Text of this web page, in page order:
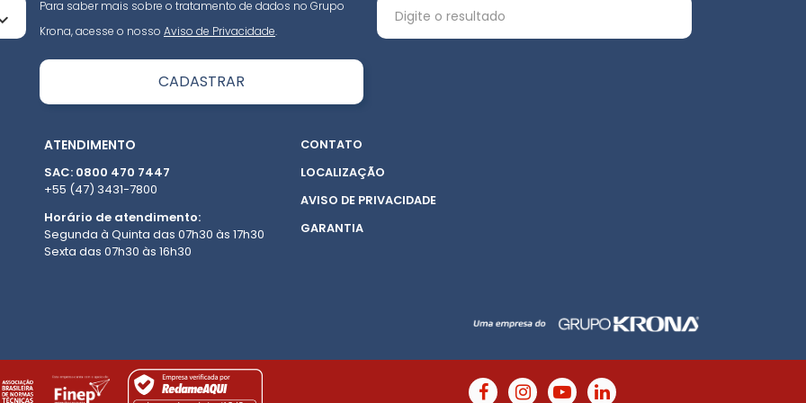
Para saber mais sobre o tratamento de dados no Grupo
Krona, acesse o nosso Aviso de Privacidade.
ATENDIMENTO
SAC: 0800 470 7447
+55 (47) 3431-7800
Horário de atendimento:
Segunda à Quinta das 07h30 às 17h30
Sexta das 07h30 às 16h30
CONTATO
LOCALIZAÇÃO
AVISO DE PRIVACIDADE
GARANTIA